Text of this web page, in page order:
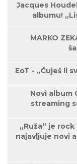
Jacques
albumu!
MARKO
EoT - „Čuješ li
Novi album
streaming
„Ruža“ je
najavljuje novi